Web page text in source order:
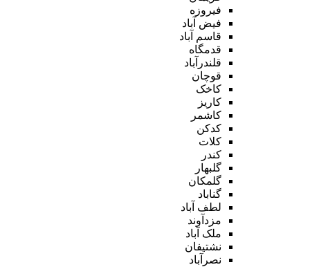
فیروزه
فیض آباد
قاسم آباد
قدمگاه
قلندرآباد
قوچان
کاخک
کاریز
کاشمر
کدکن
کلات
کندر
گلبهار
گلمکان
گناباد
لطف آباد
مزدآوند
ملک آباد
نشتیفان
نصرآباد